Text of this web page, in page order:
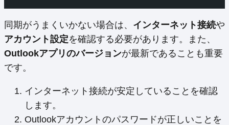
同期がうまくいかない場合は、 インターネット接続や
アカウント設定を確認する必要があります。また、
Outlookアプリのバージョンが最新であることも重要
です。
インターネット接続が安定していることを確認
します。
Outlookアカウントのパスワードが正しいことを